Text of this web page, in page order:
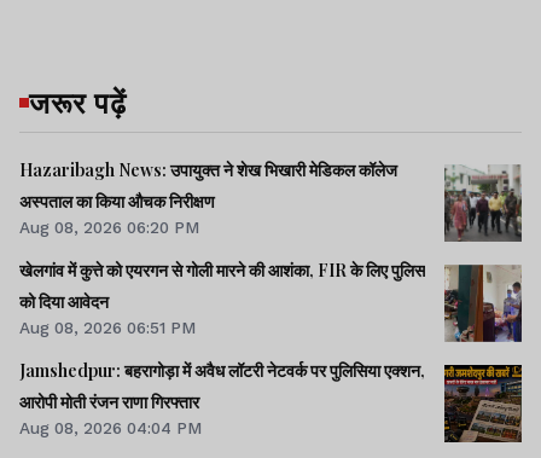
जरूर पढ़ें
Hazaribagh News: उपायुक्त ने शेख भिखारी मेडिकल कॉलेज
अस्पताल का किया औचक निरीक्षण
Aug 08, 2026 06:20 PM
खेलगांव में कुत्ते को एयरगन से गोली मारने की आशंका, FIR के लिए पुलिस
को दिया आवेदन
Aug 08, 2026 06:51 PM
Jamshedpur: बहरागोड़ा में अवैध लॉटरी नेटवर्क पर पुलिसिया एक्शन,
आरोपी मोती रंजन राणा गिरफ्तार
Aug 08, 2026 04:04 PM